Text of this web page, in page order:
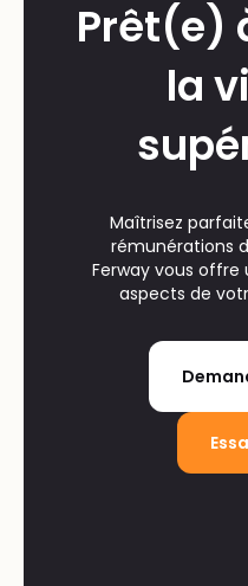
Prêt(e)
la
Maîtrisez
rémunérations
Ferway vous offre
aspects de